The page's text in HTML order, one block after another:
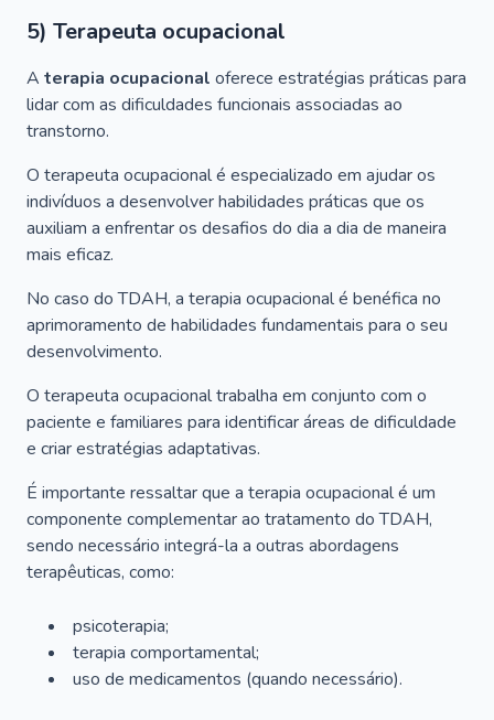
5) Terapeuta ocupacional
A terapia ocupacional oferece estratégias práticas para
lidar com as dificuldades funcionais associadas ao
transtorno.
O terapeuta ocupacional é especializado em ajudar os
indivíduos a desenvolver habilidades práticas que os
auxiliam a enfrentar os desafios do dia a dia de maneira
mais eficaz.
No caso do TDAH, a terapia ocupacional é benéfica no
aprimoramento de habilidades fundamentais para o seu
desenvolvimento.
O terapeuta ocupacional trabalha em conjunto com o
paciente e familiares para identificar áreas de dificuldade
e criar estratégias adaptativas.
É importante ressaltar que a terapia ocupacional é um
componente complementar ao tratamento do TDAH,
sendo necessário integrá-la a outras abordagens
terapêuticas, como:
psicoterapia;
terapia comportamental;
uso de medicamentos (quando necessário).